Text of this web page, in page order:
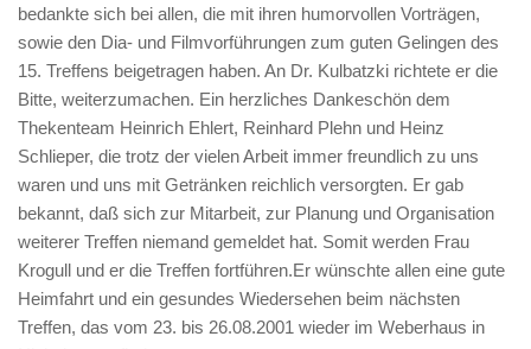
bedankte sich bei allen, die mit ihren humorvollen Vorträgen,
sowie den Dia- und Filmvorführungen zum guten Gelingen des
15. Treffens beigetragen haben. An Dr. Kulbatzki richtete er die
Bitte, weiterzumachen. Ein herzliches Dankeschön dem
Thekenteam Heinrich Ehlert, Reinhard Plehn und Heinz
Schlieper, die trotz der vielen Arbeit immer freundlich zu uns
waren und uns mit Getränken reichlich versorgten. Er gab
bekannt, daß sich zur Mitarbeit, zur Planung und Organisation
weiterer Treffen niemand gemeldet hat. Somit werden Frau
Krogull und er die Treffen fortführen.Er wünschte allen eine gute
Heimfahrt und ein gesundes Wiedersehen beim nächsten
Treffen, das vom 23. bis 26.08.2001 wieder im Weberhaus in